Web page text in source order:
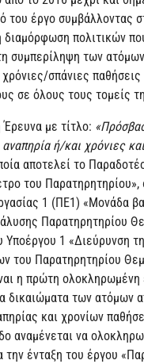
του έργο συμβάλλοντας
διαμόρφωση πολιτικών
συμπερίληψη των
σπάνιες παθήσεις
σε όλους τους τομείς
με τίτλο:
ή/και χρόνιες
αποτελεί το
του Παρατηρητηρίου»,
1 (ΠΕ1) «Μονάδα
Παρατηρητηρίου
Υποέργου 1 «Διεύρυνση
του Παρατηρητηρίου
η πρώτη ολοκληρωμένη
δικαιώματα των ατόμων
και χρονίων
αναμένεται να
την ένταξη του έργου